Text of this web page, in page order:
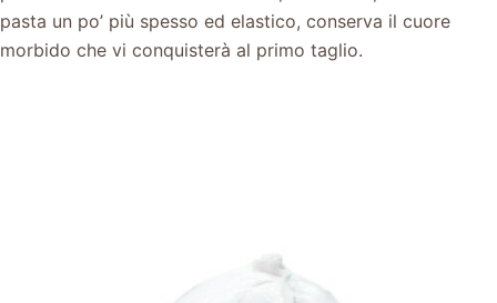
pasta un po’ più spesso ed elastico, conserva il cuore
morbido che vi conquisterà al primo taglio.